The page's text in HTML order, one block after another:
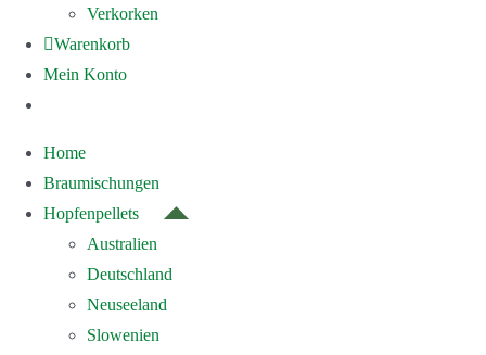
Verkorken
Warenkorb
Mein Konto
Home
Braumischungen
Hopfenpellets
Australien
Deutschland
Neuseeland
Slowenien